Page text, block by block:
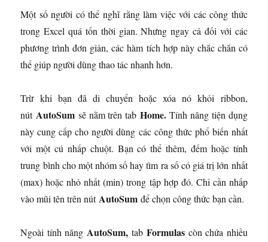
Một số người có thể nghĩ rằng làm việc với các công thức
trong Excel quá tốn thời gian. Nhưng ngay cả đối với các
phương trình đơn giản, các hàm tích hợp này chắc chắn có
thể giúp người dùng thao tác nhanh hơn.
Trừ khi bạn đã di chuyển hoặc xóa nó khỏi ribbon,
nútAutoSum sẽ nằm trên tab Home.Tính năng tiện dụng
này cung cấp cho người dùng các công thức phổ biến nhất
với một cú nhấp chuột. Bạn có thể thêm, đếm hoặc tính
trung bình cho một nhóm số hay tìm ra số có giá trị lớn nhất
(max) hoặc nhỏ nhất (min) trong tập hợp đó. Chỉ cần nhấp
vào mũi tên trên nútAutoSum để chọn công thức bạn cần.
Ngoài tính năng AutoSum,tabFormulas còn chứa nhiều